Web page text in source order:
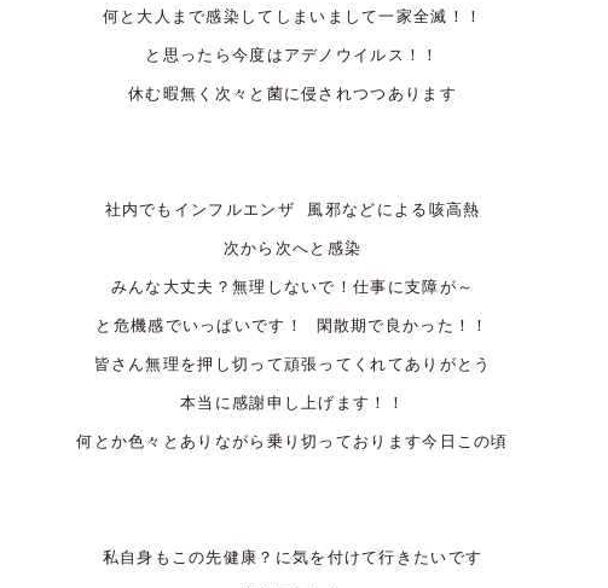
何と大人まで感染してしまいまして一家全滅！！
と思ったら今度はアデノウイルス！！
休む暇無く次々と菌に侵されつつあります
社内でもインフルエンザ 風邪などによる咳高熱
次から次へと感染
みんな大丈夫？無理しないで！仕事に支障が～
と危機感でいっぱいです！ 閑散期で良かった！！
皆さん無理を押し切って頑張ってくれてありがとう
本当に感謝申し上げます！！
何とか色々とありながら乗り切っております今日この頃
私自身もこの先健康？に気を付けて行きたいです